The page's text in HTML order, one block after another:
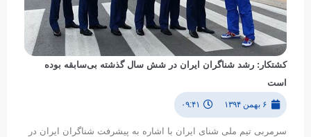
کشتکار: رشد شناگران ایران در شش سال گذشته بی‌سابقه بوده
است
۶ بهمن ۱۳۹۴ ۰۹:۴۱
سرمربی تیم ملی شنای ایران با اشاره به پیشرفت شناگران ایران در